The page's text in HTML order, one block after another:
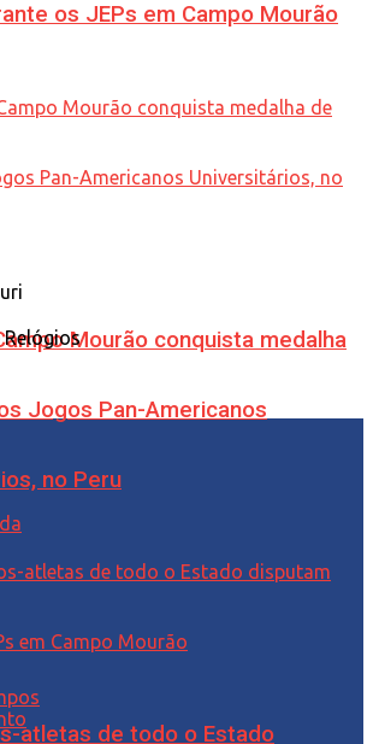
os JEPs em Campo Mourão
Mourão conquista medalha
Jogos Pan-Americanos
no Peru
atletas de todo o Estado